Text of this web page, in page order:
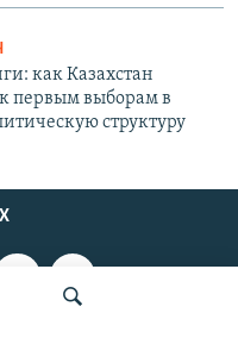
как Казахстан
первым выборам в
структуру